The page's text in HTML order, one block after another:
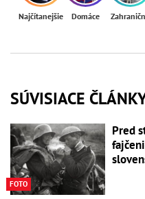
Najčítanejšie Domáce
SÚVISIACE
FOTO
Pred